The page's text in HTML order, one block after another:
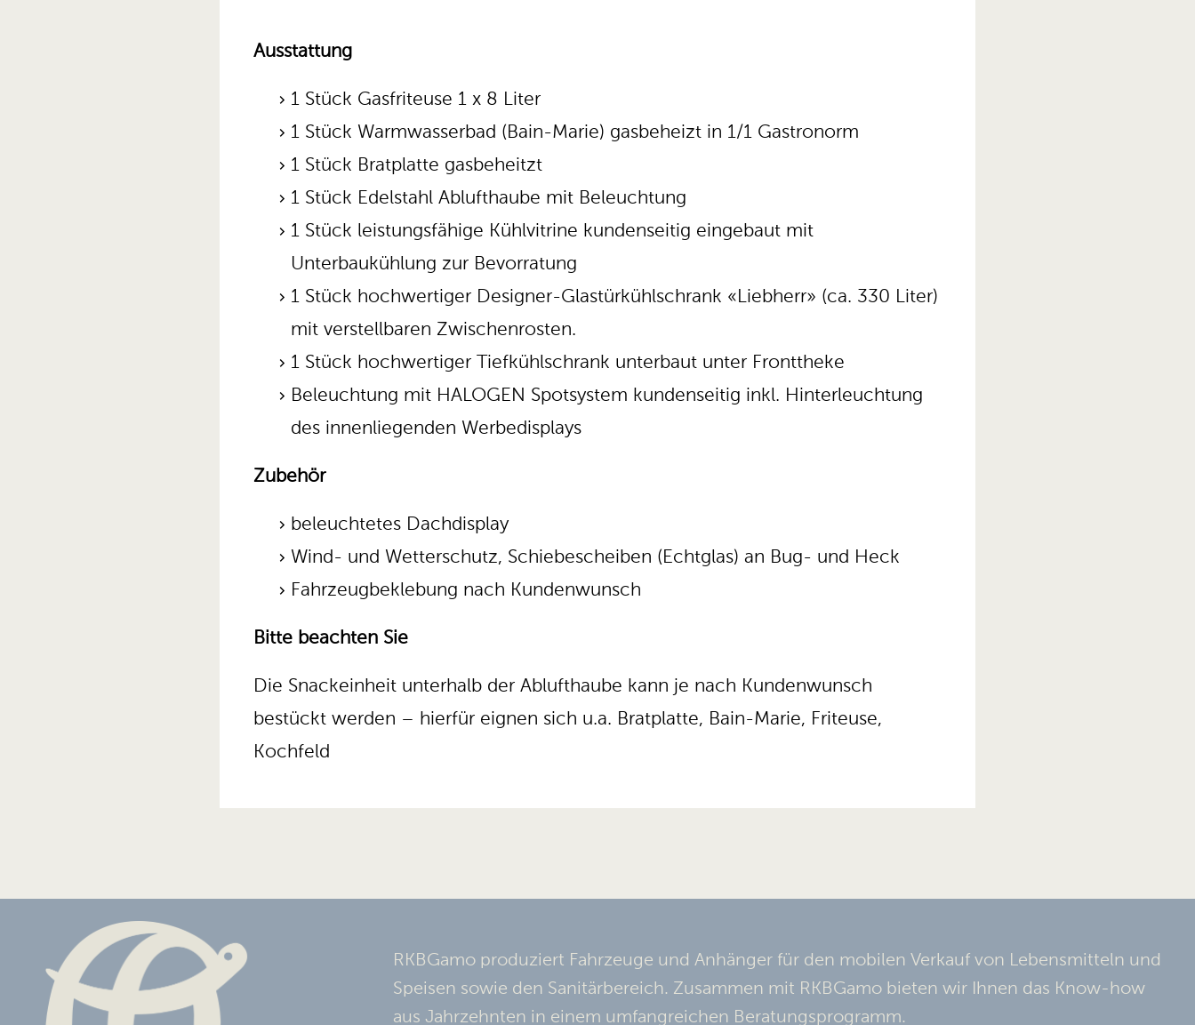
Ausstattung
1 Stück Gasfriteuse 1 x 8 Liter
1 Stück Warmwasserbad (Bain-Marie) gasbeheizt in 1/1 Gastronorm
1 Stück Bratplatte gasbeheitzt
1 Stück Edelstahl Ablufthaube mit Beleuchtung
1 Stück leistungsfähige Kühlvitrine kundenseitig eingebaut mit
Unterbaukühlung zur Bevorratung
1 Stück hochwertiger Designer-Glastürkühlschrank «Liebherr» (ca. 330 Liter)
mit verstellbaren Zwischenrosten.
1 Stück hochwertiger Tiefkühlschrank unterbaut unter Fronttheke
Beleuchtung mit HALOGEN Spotsystem kundenseitig inkl. Hinterleuchtung
des innenliegenden Werbedisplays
Zubehör
beleuchtetes Dachdisplay
Wind- und Wetterschutz, Schiebescheiben (Echtglas) an Bug- und Heck
Fahrzeugbeklebung nach Kundenwunsch
Bitte beachten Sie
Die Snackeinheit unterhalb der Ablufthaube kann je nach Kundenwunsch
bestückt werden – hierfür eignen sich u.a. Bratplatte, Bain-Marie, Friteuse,
Kochfeld
RKBGamo produziert Fahrzeuge und Anhänger für den mobilen Verkauf von Lebensmitteln und
Speisen sowie den Sanitärbereich. Zusammen mit RKBGamo bieten wir Ihnen das Know-how
aus Jahrzehnten in einem umfangreichen Beratungsprogramm.